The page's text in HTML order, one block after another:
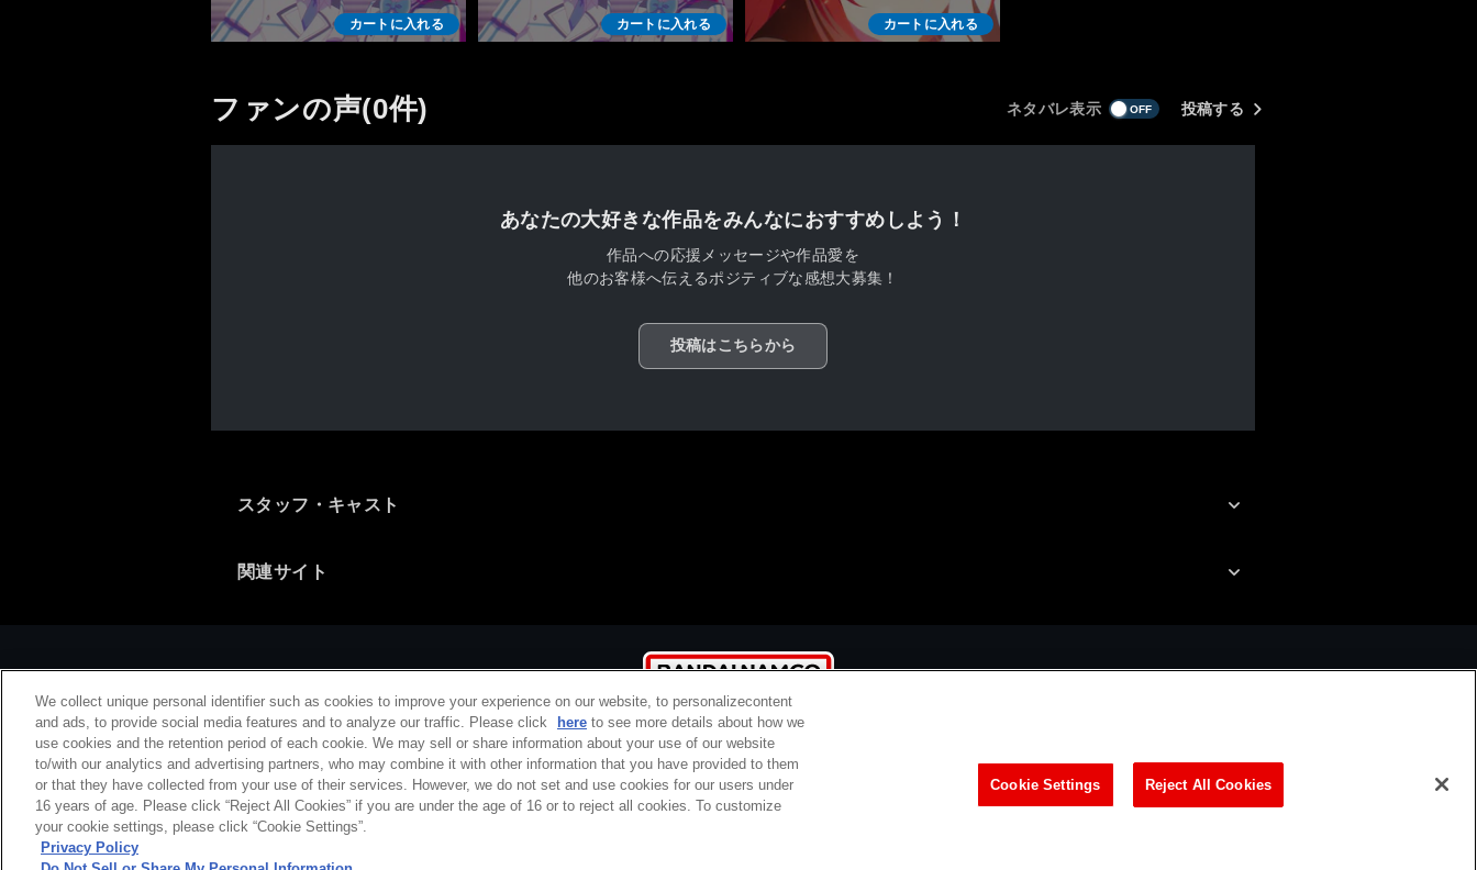
カートに入れる カートに入れる カートに入れる
ファンの声(0件) ネタバレ表示 投稿する
あなたの大好きな作品をみんなにおすすめしよう！
作品への応援メッセージや作品愛を
他のお客様へ伝えるポジティブな感想大募集！
投稿はこちらから
スタッフ・キャスト
関連サイト
会社概要特定商取引法に基づく表示ご利用規約プライバシーポリシー
ウェブアクセシビリティ方針
コピーライト一覧バンダイチャンネルとはサポート / Q&A
We collect unique personal identifier such as cookies to improve your experience on our website, to personalizecontent
and ads, to provide social media features and to analyze our traffic. Please click
here to see more details about how we
use cookies and the retention period of each cookie. We may sell or share information about your use of our website
to/with our analytics and advertising partners, who may combine it with other information that you have provided to them
or that they have collected from your use of their services. However, we do not set and use cookies for our users under
16 years of age. Please click “Reject All Cookies” if you are under the age of 16 or to reject all cookies. To customize
your cookie settings, please click “Cookie Settings”.
Privacy Policy
Cookie Settings Reject All Cookies